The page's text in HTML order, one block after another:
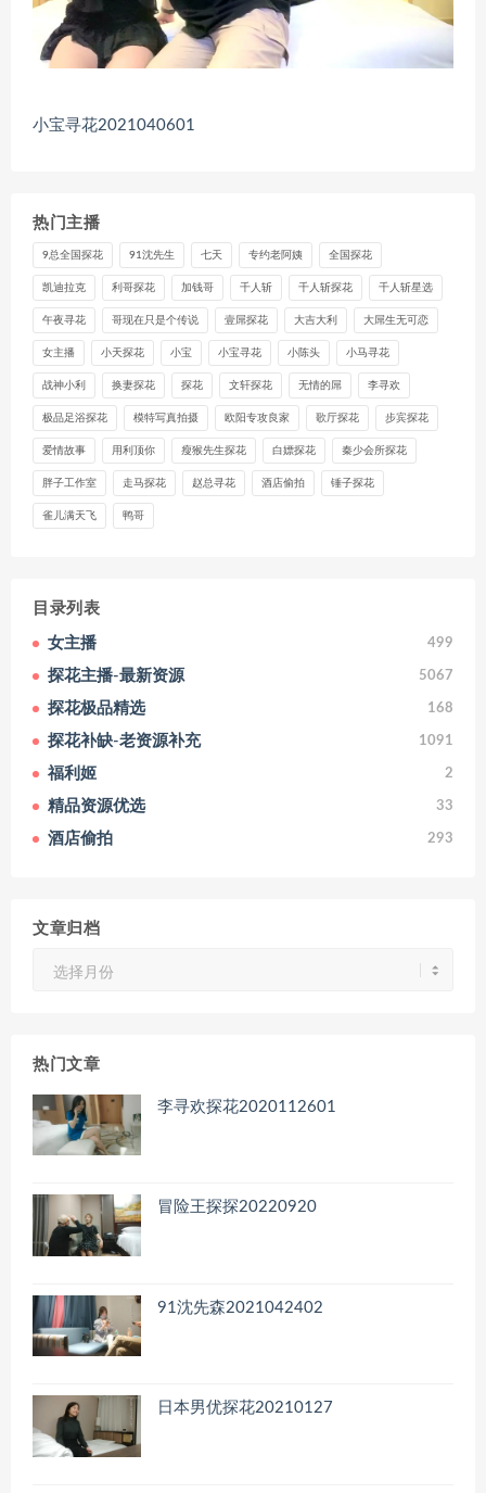
小宝寻花2021040601
热门主播
9总全国探花 91沈先生 七天 专约老阿姨 全国探花
凯迪拉克 利哥探花 加钱哥 千人斩 千人斩探花 千人斩星选
午夜寻花 哥现在只是个传说 壹屌探花 大吉大利 大屌生无可恋
女主播 小天探花 小宝 小宝寻花 小陈头 小马寻花
战神小利 换妻探花 探花 文轩探花 无情的屌 李寻欢
极品足浴探花 模特写真拍摄 欧阳专攻良家 歌厅探花 步宾探花
爱情故事 用利顶你 瘦猴先生探花 白嫖探花 秦少会所探花
胖子工作室 走马探花 赵总寻花 酒店偷拍 锤子探花
雀儿满天飞 鸭哥
目录列表
女主播 499
探花主播-最新资源 5067
探花极品精选 168
探花补缺-老资源补充 1091
福利姬 2
精品资源优选 33
酒店偷拍 293
文章归档
热门文章
李寻欢探花2020112601
冒险王探探20220920
91沈先森2021042402
日本男优探花20210127